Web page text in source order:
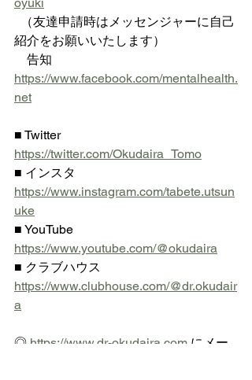
紹介をお願いいたします）
    告知
https://www.facebook.com/mentalhealth.
net
■ Twitter
https://twitter.com/Okudaira_Tomo
■ インスタ
https://www.instagram.com/tabete.utsun
uke
■ YouTube
https://www.youtube.com/@okudaira
■ クラブハウス
https://www.clubhouse.com/@dr.okudair
a
◎ https://www.dr-okudaira.com にメー